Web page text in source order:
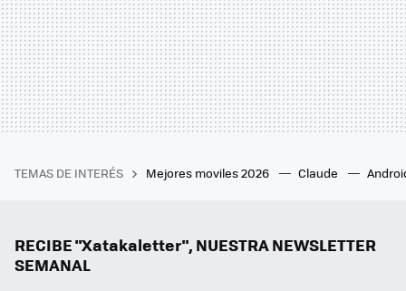
TEMAS DE INTERÉS Mejores moviles 2026 Claude
RECIBE "Xatakaletter", NUESTRA NEWSLETTER
SEMANAL